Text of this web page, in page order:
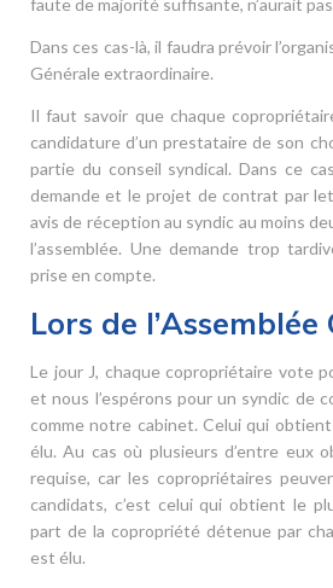
faute de majorité suffisante, n’aurait
Dans ces cas-là, il faudra prévoir
Générale extraordinaire.
Il faut savoir que chaque
candidature d’un prestataire de son
partie du conseil syndical. Dans ce
demande et le projet de contrat par
avis de réception au syndic au moins
l’assemblée. Une demande trop
prise en compte.
Lors de l’Assemblée
Le jour J, chaque copropriétaire vote
et nous l’espérons pour un syndic de
comme notre cabinet. Celui qui
élu. Au cas où plusieurs d’entre eux
requise, car les copropriétaires
candidats, c’est celui qui obtient le
part de la copropriété détenue par
est élu.